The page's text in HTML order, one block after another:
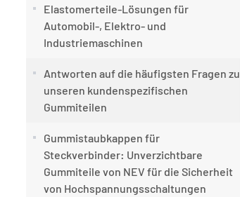
Elastomerteile-Lösungen für
Automobil-, Elektro- und
Industriemaschinen
Antworten auf die häufigsten Fragen zu
unseren kundenspezifischen
Gummiteilen
Gummistaubkappen für
Steckverbinder: Unverzichtbare
Gummiteile von NEV für die Sicherheit
von Hochspannungsschaltungen